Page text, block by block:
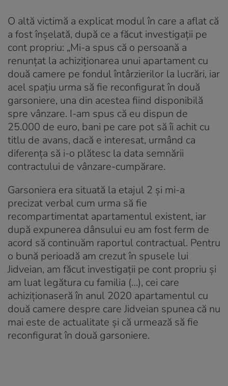
O altă victimă a explicat modul în care a aflat că
a fost înșelată, după ce a făcut investigații pe
cont propriu: „Mi-a spus că o persoană a
renunțat la achiziționarea unui apartament cu
două camere pe fondul întârzierilor la lucrări, iar
acel spațiu urma să fie reconfigurat în două
garsoniere, una din acestea fiind disponibilă
spre vânzare. I-am spus că eu dispun de
25.000 de euro, bani pe care pot să îi achit cu
titlu de avans, dacă e interesat, urmând ca
diferența să i-o plătesc la data semnării
contractului de vânzare-cumpărare.
Garsoniera era situată la etajul 2 și mi-a
precizat verbal cum urma să fie
recompartimentat apartamentul existent, iar
după expunerea dânsului eu am fost ferm de
acord să continuăm raportul contractual. Pentru
o bună perioadă am crezut în spusele lui
Jidveian, am făcut investigații pe cont propriu și
am luat legătura cu familia (…), cei care
achiziționaseră în anul 2020 apartamentul cu
două camere despre care Jidveian spunea că nu
mai este de actualitate și că urmează să fie
reconfigurat în două garsoniere.